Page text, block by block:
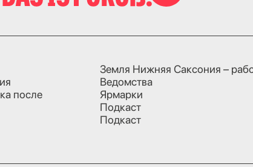
после
Земля Нижняя Саксония –
Ведомства
Ярмарки
Подкаст
Подкаст